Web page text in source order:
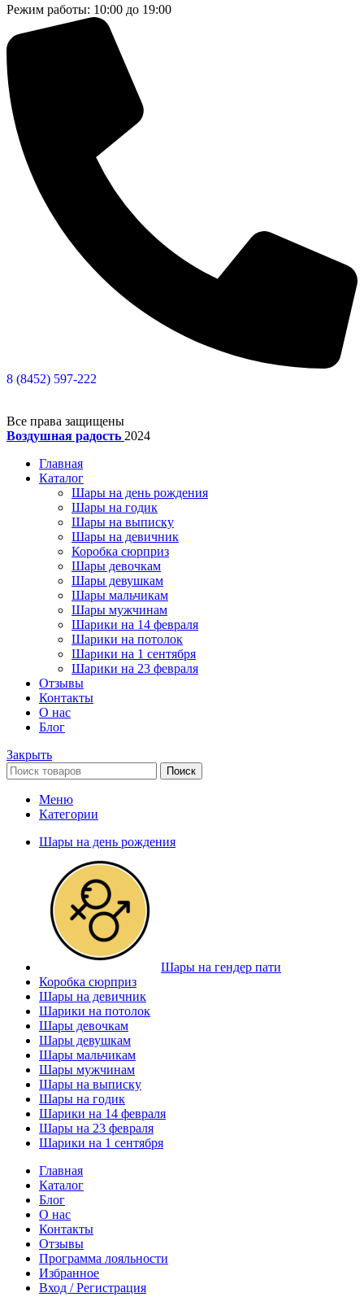
Режим работы: 10:00 до 19:00
8 (8452) 597-222
Все права защищены
Воздушная радость 2024
Главная
Каталог
Шары на день рождения
Шары на годик
Шары на выписку
Шары на девичник
Коробка сюрприз
Шары девочкам
Шары девушкам
Шары мальчикам
Шары мужчинам
Шарики на 14 февраля
Шарики на потолок
Шарики на 1 сентября
Шарики на 23 февраля
Отзывы
Контакты
О нас
Блог
Закрыть
Поиск
Меню
Категории
Шары на день рождения
Шары на гендер пати
Коробка сюрприз
Шары на девичник
Шарики на потолок
Шары девочкам
Шары девушкам
Шары мальчикам
Шары мужчинам
Шары на выписку
Шары на годик
Шарики на 14 февраля
Шары на 23 февраля
Шарики на 1 сентября
Главная
Каталог
Блог
О нас
Контакты
Отзывы
Программа лояльности
Избранное
Вход / Регистрация